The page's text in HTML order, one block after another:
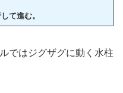
て進む。
ではジグザグに動く水柱